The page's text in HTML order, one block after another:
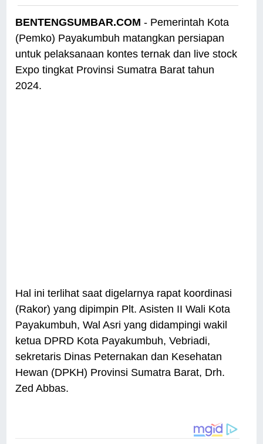
BENTENGSUMBAR.COM - Pemerintah Kota
(Pemko) Payakumbuh matangkan persiapan
untuk pelaksanaan kontes ternak dan live stock
Expo tingkat Provinsi Sumatra Barat tahun
2024.
Hal ini terlihat saat digelarnya rapat koordinasi
(Rakor) yang dipimpin Plt. Asisten II Wali Kota
Payakumbuh, Wal Asri yang didampingi wakil
ketua DPRD Kota Payakumbuh, Vebriadi,
sekretaris Dinas Peternakan dan Kesehatan
Hewan (DPKH) Provinsi Sumatra Barat, Drh.
Zed Abbas.